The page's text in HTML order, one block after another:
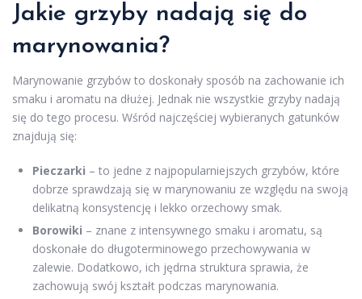
Jakie grzyby nadają się do
marynowania?
Marynowanie grzybów to doskonały sposób na zachowanie ich
smaku i aromatu na dłużej. Jednak nie wszystkie grzyby nadają
się do tego procesu. Wśród najczęściej wybieranych gatunków
znajdują się:
Pieczarki – to jedne z najpopularniejszych grzybów, które
dobrze sprawdzają się w marynowaniu ze względu na swoją
delikatną konsystencję i lekko orzechowy smak.
Borowiki – znane z intensywnego smaku i aromatu, są
doskonałe do długoterminowego przechowywania w
zalewie. Dodatkowo, ich jędrna struktura sprawia, że
zachowują swój kształt podczas marynowania.